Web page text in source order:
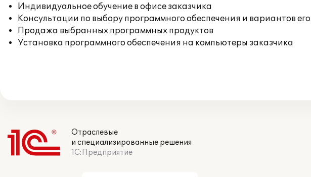
Индивидуальное обучение в офисе заказчика
Консультации по выбору программного обеспечения и вариантов
Продажа выбранных программных продуктов
Установка программного обеспечения на компьютеры заказчика
Отраслевые
и специализированные решения
1С:Предприятие